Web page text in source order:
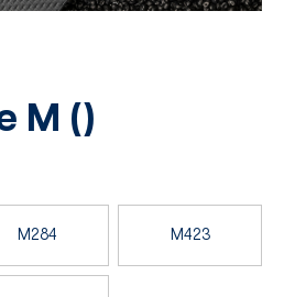
M ()
M284 M423